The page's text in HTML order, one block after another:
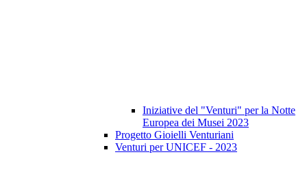
Iniziative del "Venturi" per la Notte
Europea dei Musei 2023
Progetto Gioielli Venturiani
Venturi per UNICEF - 2023